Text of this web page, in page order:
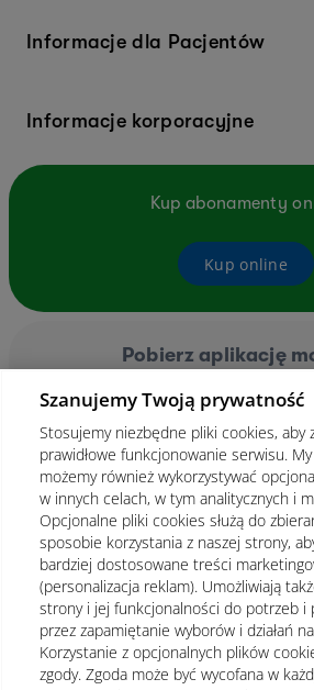
Informacje dla Pacjentów
Informacje korporacyjne
Kup abonamenty
Kup online
Pobierz aplikację
Szanujemy Twoją prywatność
Stosujemy niezbędne pliki cookies, aby
prawidłowe funkcjonowanie serwisu.
możemy również wykorzystywać
w innych celach, w tym analitycznych i
Opcjonalne pliki cookies służą do
sposobie korzystania z naszej strony,
bardziej dostosowane treści
(personalizacja reklam). Umożliwiają
strony i jej funkcjonalności do potrzeb i
przez zapamiętanie wyborów i działań
Korzystanie z opcjonalnych plików
zgody. Zgoda może być wycofana w